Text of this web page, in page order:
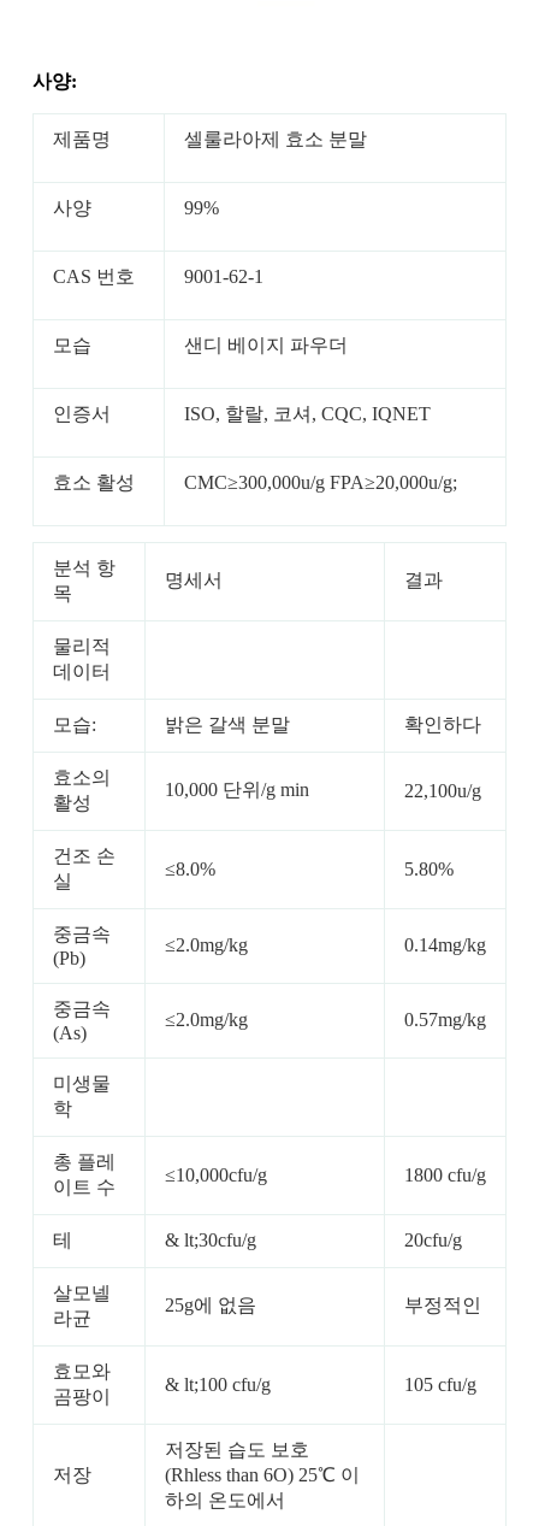
사양:
제품명 셀룰라아제 효소 분말
사양 99%
CAS 번호 9001-62-1
모습 샌디 베이지 파우더
인증서 ISO, 할랄, 코셔, CQC, IQNET
효소 활성 CMC≥300,000u/g FPA≥20,000u/g;
분석 항
목
명세서 결과
물리적
데이터
모습: 밝은 갈색 분말 확인하다
효소의
활성
10,000 단위/g min 22,100u/g
건조 손
실
≤8.0% 5.80%
중금속
(Pb)
≤2.0mg/kg 0.14mg/kg
중금속
(As)
≤2.0mg/kg 0.57mg/kg
미생물
학
총 플레
이트 수
≤10,000cfu/g 1800 cfu/g
테 & lt;30cfu/g 20cfu/g
살모넬
라균
25g에 없음 부정적인
효모와
곰팡이
& lt;100 cfu/g 105 cfu/g
저장
저장된 습도 보호
(Rhless than 6O) 25℃ 이
하의 온도에서